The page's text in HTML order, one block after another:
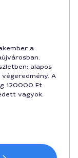
a
alapos
A
120000 Ft
vagyok.